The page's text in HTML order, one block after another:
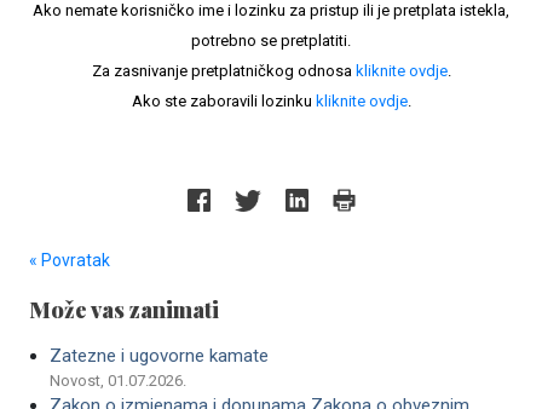
Ako nemate korisničko ime i lozinku za pristup ili je pretplata istekla,
potrebno se pretplatiti.
Za zasnivanje pretplatničkog odnosa kliknite ovdje.
Ako ste zaboravili lozinku kliknite ovdje.
« Povratak
Može vas zanimati
Zatezne i ugovorne kamate
Novost, 01.07.2026.